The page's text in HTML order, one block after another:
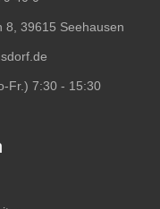
8, 39615 Seehausen
Fr.) 7:30 - 15:30